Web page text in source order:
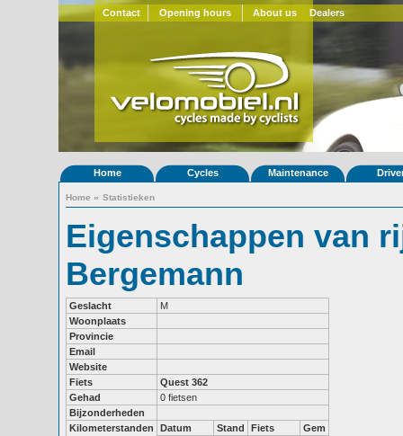
Contact Opening hours About us Dealers
Home Cycles Maintenance
Home » Statistieken
Eigenschappen van
Bergemann
Geslacht
M
Woonplaats
Provincie
Email
Website
Fiets
Quest 362
Gehad
0 fietsen
Bijzonderheden
Kilometerstanden
Datum Stand Fiets
Gem